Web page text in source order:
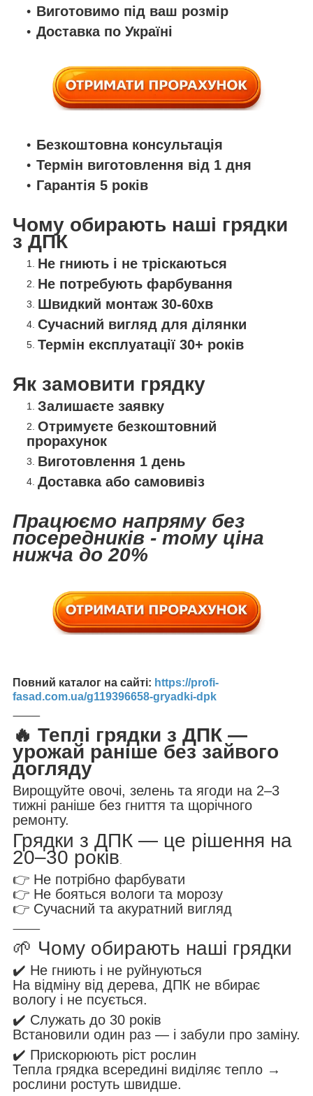
Виготовимо під ваш розмір
Доставка по Україні
Безкоштовна консультація
Термін виготовлення від 1 дня
Гарантія 5 років
Чому обирають наші грядки
з ДПК
Не гниють і не тріскаються
Не потребують фарбування
Швидкий монтаж 30-60хв
Сучасний вигляд для ділянки
Термін експлуатації 30+ років
Як замовити грядку
Залишаєте заявку
Отримуєте безкоштовний
прорахунок
Виготовлення 1 день
Доставка або самовивіз
Працюємо напряму без
посередників - тому ціна
нижча до 20%
Повний каталог на сайті: https://profi-
fasad.com.ua/g119396658-gryadki-dpk
⸻
🔥 Теплі грядки з ДПК —
урожай раніше без зайвого
догляду
Вирощуйте овочі, зелень та ягоди на 2–3
тижні раніше без гниття та щорічного
ремонту.
Грядки з ДПК — це рішення на
20–30 років.
👉 Не потрібно фарбувати
👉 Не бояться вологи та морозу
👉 Сучасний та акуратний вигляд
⸻
🌱 Чому обирають наші грядки
✔️ Не гниють і не руйнуються
На відміну від дерева, ДПК не вбирає
вологу і не псується.
✔️ Служать до 30 років
Встановили один раз — і забули про заміну.
✔️ Прискорюють ріст рослин
Тепла грядка всередині виділяє тепло →
рослини ростуть швидше.